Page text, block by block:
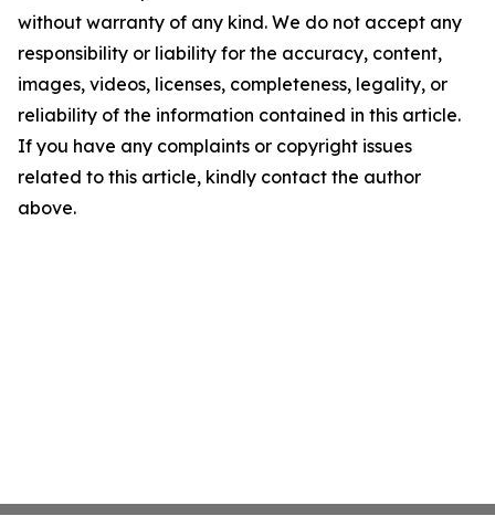
without warranty of any kind. We do not accept any
responsibility or liability for the accuracy, content,
images, videos, licenses, completeness, legality, or
reliability of the information contained in this article.
If you have any complaints or copyright issues
related to this article, kindly contact the author
above.